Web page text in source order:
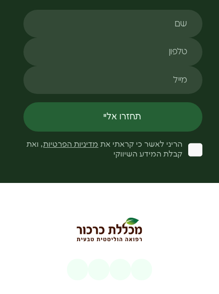
שם
טלפון
מייל
תחזרו אליי
הריני לאשר כי קראתי את מדיניות הפרטיות, ואת
קבלת המידע השיווקי